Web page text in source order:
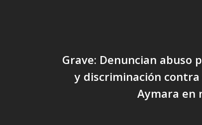
Grave: Denuncian abuso
y discriminación
Aymara en